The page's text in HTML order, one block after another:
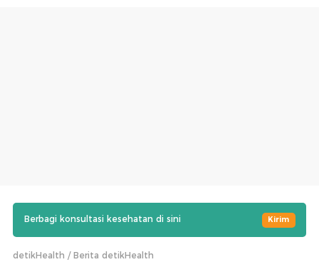
Berbagi konsultasi kesehatan di sini Kirim
detikHealth Berita detikHealth